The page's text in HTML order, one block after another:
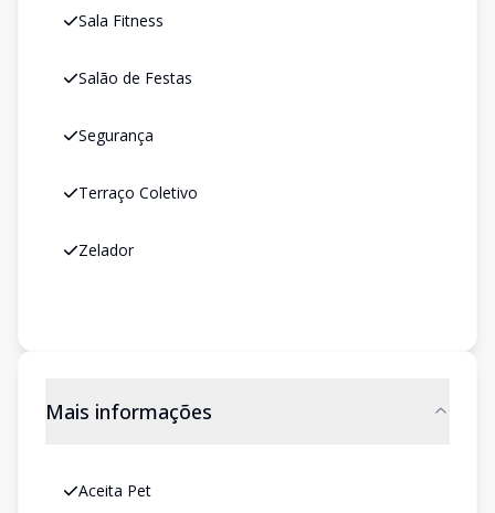
Sala Fitness
Salão de Festas
Segurança
Terraço Coletivo
Zelador
Mais informações
Aceita Pet